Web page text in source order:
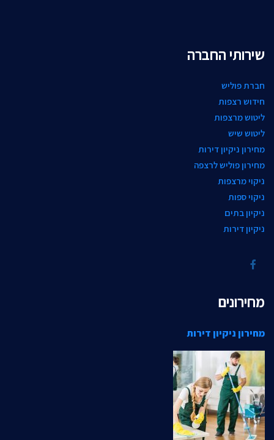
שירותי החברה
חברת פוליש
חידוש רצפות
ליטוש מרצפות
ליטוש שיש
מחירון ניקיון דירות
מחירון פוליש לרצפה
ניקוי מרצפות
ניקוי ספות
ניקיון בתים
ניקיון דירות
מחירונים
מחירון ניקיון דירות